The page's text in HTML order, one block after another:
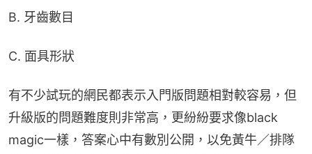
B. 牙齒數目
C. 面具形狀
有不少試玩的網民都表示入門版問題相對較容易，但
升級版的問題難度則非常高，更紛紛要求像black
magic一樣，答案心中有數別公開，以免黃牛／排隊